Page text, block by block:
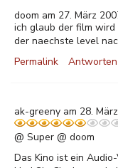
doom am 27. März
ich glaub der film
der naechste level
Permalink
Antworten
ak-greeny am 28.
@ Super @ doom
Das Kino ist ein